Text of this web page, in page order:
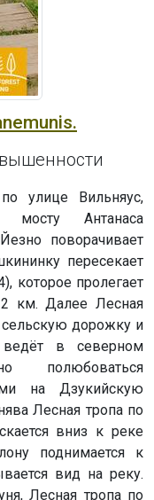
улице Вильняус,
Антанаса
поворачивает
пересекает
которое пролегает
км. Далее Лесная
дорожку и
в северном
полюбоваться
на Дзукийскую
Лесная тропа по
вниз к реке
поднимается к
вид на реку.
Лесная тропа по